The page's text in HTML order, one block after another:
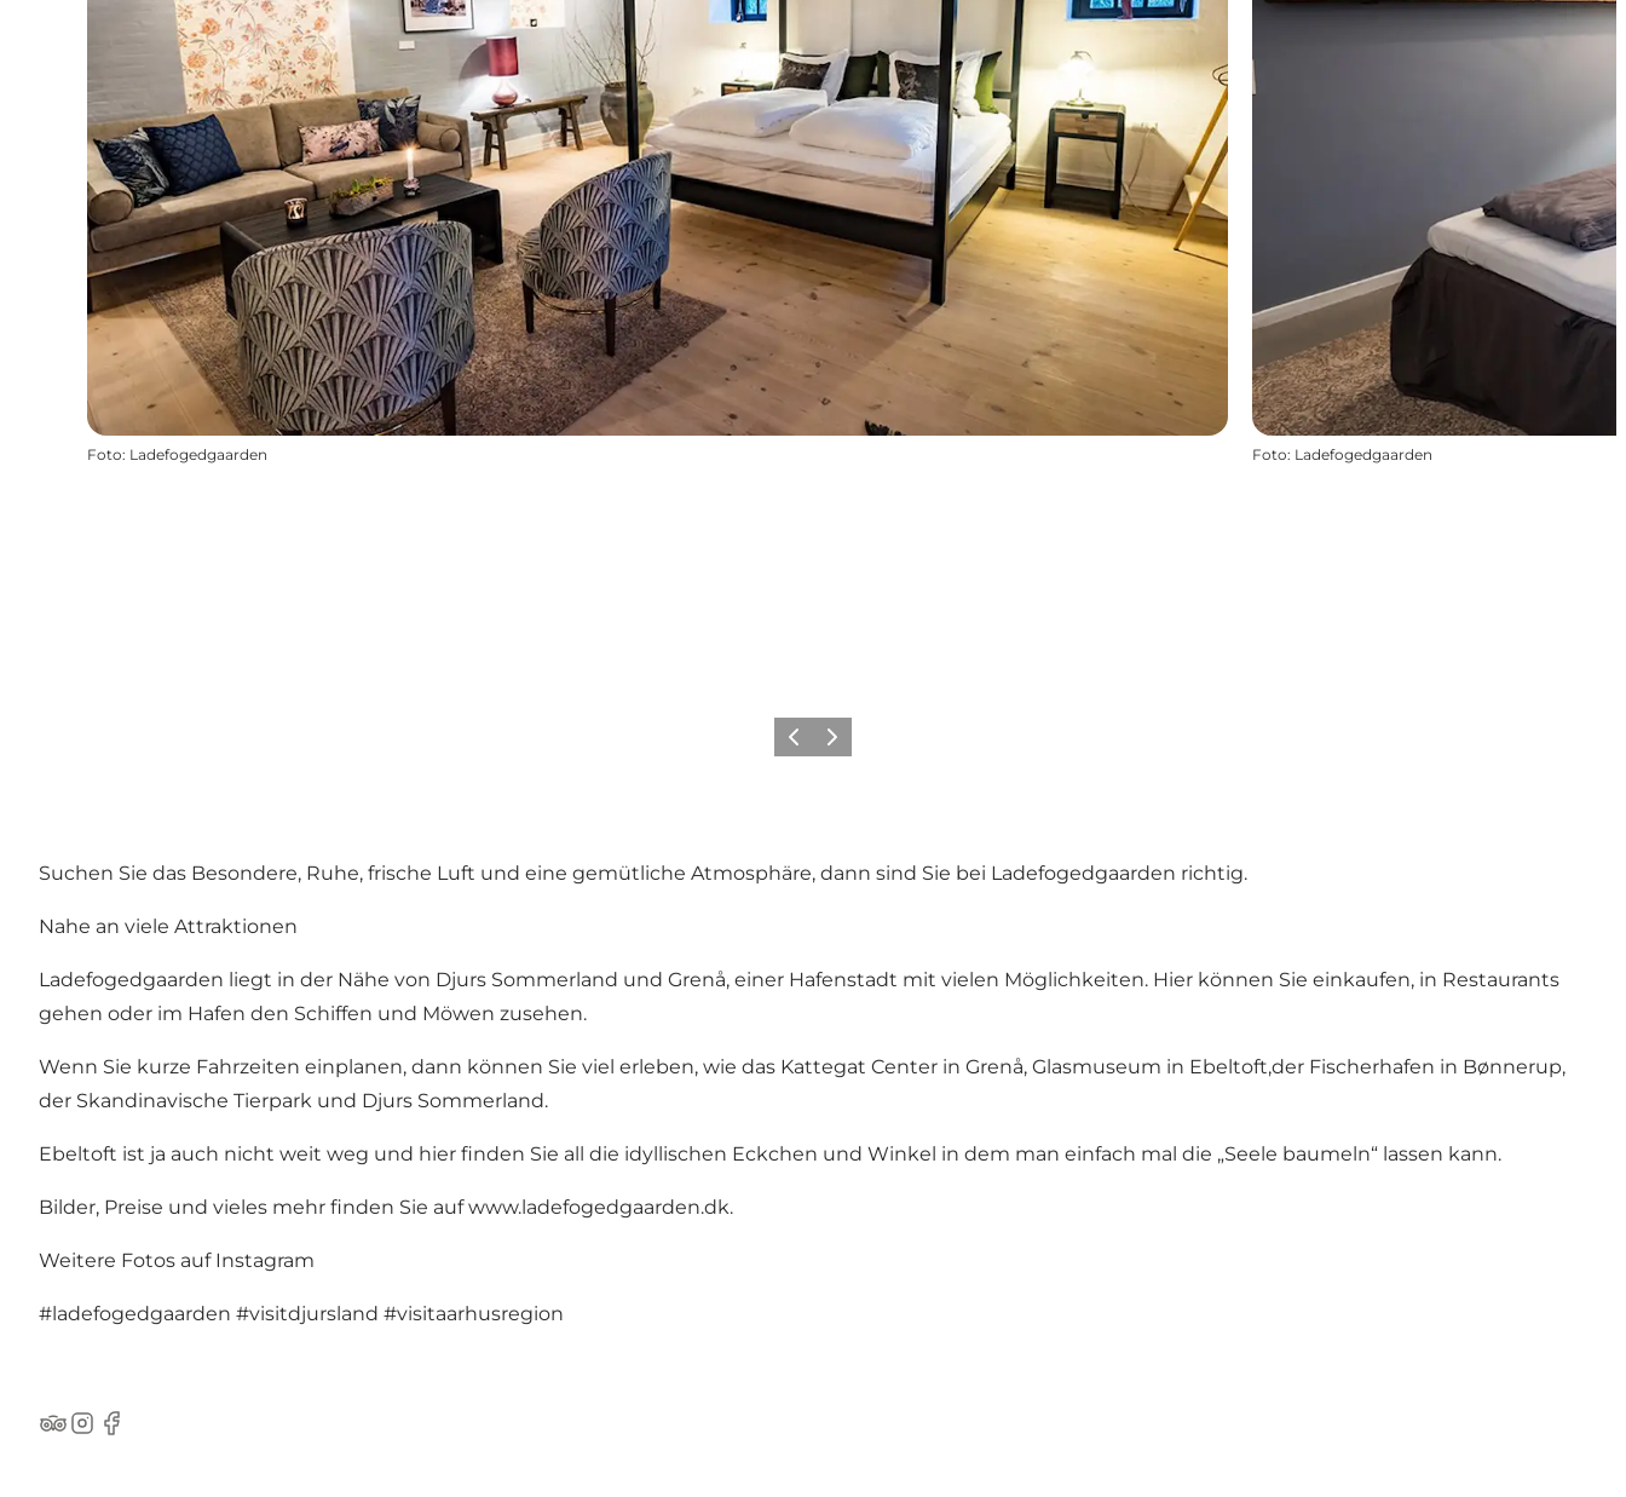
Foto: Ladefogedgaarden Foto: Ladefogedgaarden
ZurückWeiter
Suchen Sie das Besondere, Ruhe, frische Luft und eine gemütliche Atmosphäre, dann sind Sie bei Ladefogedgaarden richtig.
Nahe an viele Attraktionen
Ladefogedgaarden liegt in der Nähe von Djurs Sommerland und Grenå, einer Hafenstadt mit vielen Möglichkeiten. Hier können Sie einkaufen, in Restaurants
gehen oder im Hafen den Schiffen und Möwen zusehen.
Wenn Sie kurze Fahrzeiten einplanen, dann können Sie viel erleben, wie das Kattegat Center in Grenå, Glasmuseum in Ebeltoft,der Fischerhafen in Bønnerup,
der Skandinavische Tierpark und Djurs Sommerland.
Ebeltoft ist ja auch nicht weit weg und hier finden Sie all die idyllischen Eckchen und Winkel in dem man einfach mal die „Seele baumeln“ lassen kann.
Bilder, Preise und vieles mehr finden Sie aufwww.ladefogedgaarden.dk.
Weitere Fotos auf Instagram
#ladefogedgaarden #visitdjursland #visitaarhusregion
TripAdvisor
Instagram
Facebook